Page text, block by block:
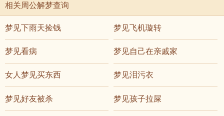
相关周公解梦查询
梦见下雨天捡钱 梦见飞机璇转
梦见看病 梦见自己在亲戚家
女人梦见买东西 梦见泪污衣
梦见好友被杀 梦见孩子拉屎